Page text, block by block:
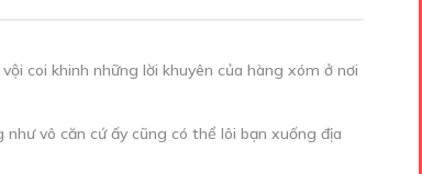
coi khinh những lời khuyên của hàng xóm ở nơi
như vô căn cứ ấy cũng có thể lôi bạn xuống địa